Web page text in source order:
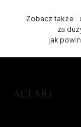
Zobacz także :
za
jak
ACLARI